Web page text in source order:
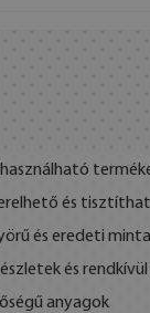
és
és eredeti minta
és rendkívül
anyagok